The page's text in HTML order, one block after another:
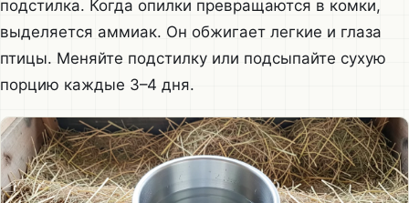
подстилка. Когда опилки превращаются в комки,
выделяется аммиак. Он обжигает легкие и глаза
птицы. Меняйте подстилку или подсыпайте сухую
порцию каждые 3–4 дня.